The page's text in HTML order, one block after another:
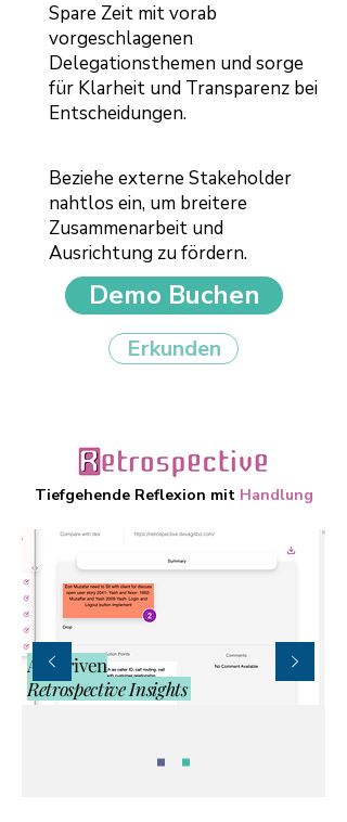
Spare Zeit mit vorab
vorgeschlagenen
Delegationsthemen und sorge
für Klarheit und Transparenz bei
Entscheidungen.
Beziehe externe Stakeholder
nahtlos ein, um breitere
Zusammenarbeit und
Ausrichtung zu fördern.
Demo Buchen
Erkunden
Tiefgehende Reflexion mitHandlung
AI-Driven
Retrospective Insights